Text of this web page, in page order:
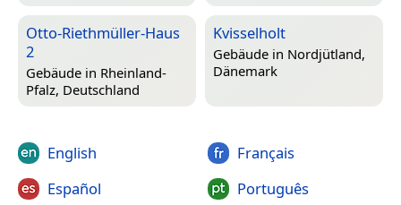
Otto-Riethmüller-Haus
2
Gebäude in Rheinland-
Pfalz, Deutschland
Kvisselholt
Gebäude in Nordjütland,
Dänemark
English
Español
Français
Português